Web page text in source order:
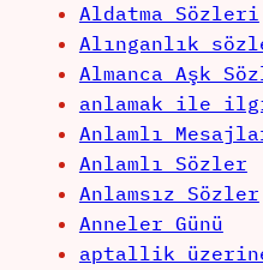
Aldatma Sözleri
Alınganlık
Almanca Aşk
anlamak ile
Anlamlı
Anlamlı Sözler
Anlamsız Sözler
Anneler Günü
aptallik